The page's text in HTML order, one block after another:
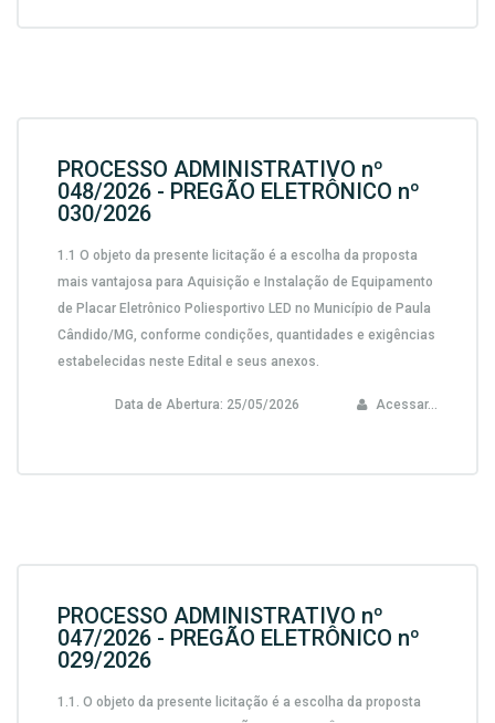
PROCESSO ADMINISTRATIVO nº
048/2026 - PREGÃO ELETRÔNICO nº
030/2026
1.1 O objeto da presente licitação é a escolha da proposta
mais vantajosa para Aquisição e Instalação de Equipamento
de Placar Eletrônico Poliesportivo LED no Município de Paula
Cândido/MG, conforme condições, quantidades e exigências
estabelecidas neste Edital e seus anexos.
Data de Abertura: 25/05/2026 Acessar...
PROCESSO ADMINISTRATIVO nº
047/2026 - PREGÃO ELETRÔNICO nº
029/2026
1.1. O objeto da presente licitação é a escolha da proposta